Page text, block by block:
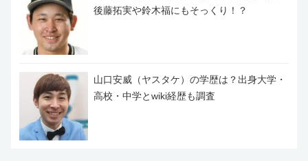
後藤拓実や鈴木福にもそっくり！？
山口安威（ヤスタケ）の学歴は？出身大学・
高校・中学とwiki経歴も調査